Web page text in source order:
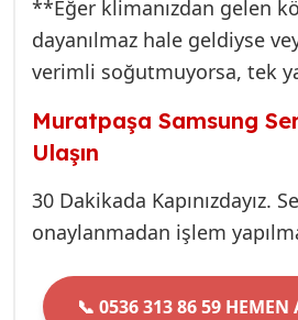
yüklenmesine veya enerji
artmasına yol açar. Bizimle
kullandığımız her parça ve
**1 yıl garantimiz**
gönül rahatlığıyla hizmet
kesintisiz konforunuzu
24 saat acil servis hizmeti
telefonla en kısa sürede
arızayı hızla tespit eder ve
onarım imkanı sağlarız.
**Eğer klimanızdan gelen
dayanılmaz hale geldiyse
verimli soğutmuyorsa, tek
Muratpaşa Samsung
Ulaşın
30 Dakikada Kapınızdayız.
onaylanmadan işlem
📞 0536 313 86 59 HEMEN